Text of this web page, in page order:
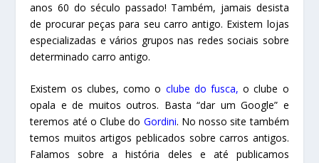
anos 60 do século passado! Também, jamais desista
de procurar peças para seu carro antigo. Existem lojas
especializadas e vários grupos nas redes sociais sobre
determinado carro antigo.
Existem os clubes, como o clube do fusca, o clube o
opala e de muitos outros. Basta “dar um Google” e
teremos até o Clube do Gordini. No nosso site também
temos muitos artigos peblicados sobre carros antigos.
Falamos sobre a história deles e até publicamos